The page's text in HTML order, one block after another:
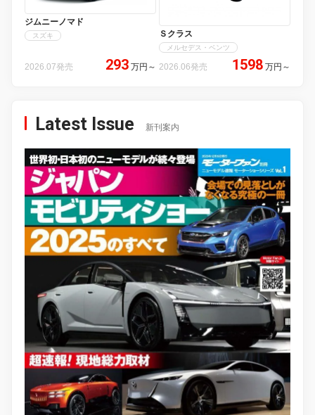
ジムニーノマド
スズキ
2026.07発売 293 万円 ～
Ｓクラス
メルセデス・ベンツ
2026.06発売 1598 万円 ～
Latest Issue 新刊案内